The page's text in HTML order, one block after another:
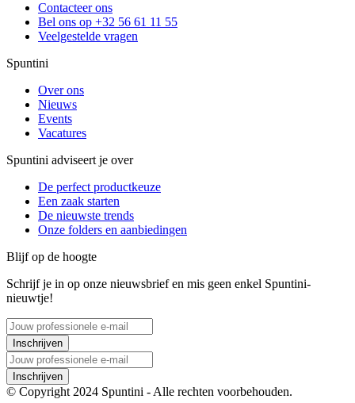
Contacteer ons
Bel ons op +32 56 61 11 55
Veelgestelde vragen
Spuntini
Over ons
Nieuws
Events
Vacatures
Spuntini adviseert je over
De perfect productkeuze
Een zaak starten
De nieuwste trends
Onze folders en aanbiedingen
Blijf op de hoogte
Schrijf je in op onze nieuwsbrief en mis geen enkel Spuntini-
nieuwtje!
Inschrijven
Inschrijven
© Copyright 2024 Spuntini - Alle rechten voorbehouden.